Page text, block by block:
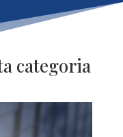
categoria